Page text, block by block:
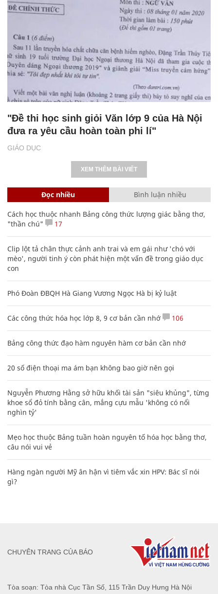
GIÁO DỤC
"Đề thi học sinh giỏi Văn lớp 9 của Hà Nội
đưa ra yêu cầu hoàn toàn phi lí"
XEM THÊM BÀI VIẾT
Đọc nhiều Bình luận nhiều
Cách học thuộc nhanh Bảng công thức lượng giác bằng thơ,
"thần chú"
17
Clip lột tả chân thực cảnh anh trai và em gái như 'chó với
mèo', người tinh ý còn phát hiện một vấn đề trong giáo dục
con
Phó Đoàn ĐBQH Hà Giang Vương Ngọc Hà bị kỷ luật
Các công thức hóa học lớp 8, 9 cơ bản cần nhớ 106
Bảng công thức đạo hàm nguyên hàm cơ bản cần nhớ
20 số điện thoại ma ám bạn không bao giờ nên gọi
Nguyễn Phương Hằng sở hữu khối tài sản "siêu khủng", từng
khoe sổ đỏ tính bằng cân, mắng cựu mẫu 'không có nổi
nghìn tỷ'
Mẹo học thuộc Bảng tuần hoàn nguyên tố hóa học bằng thơ,
câu nói vui vẻ
Hàng ngàn người Mỹ ân hận vì tiêm vắc xin HPV: Bác sĩ nói
gì?
Tòa soạn: Tòa nhà Cục Tần Số, 115 Trần Duy Hưng Hà Nội
CHUYÊN TRANG CỦA BÁO